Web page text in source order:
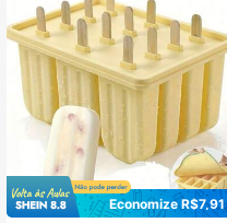
ais, DIY
Economize R$7,91